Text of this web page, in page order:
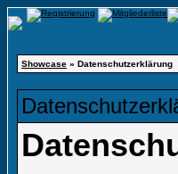
Showcase » Datenschutzerklärung